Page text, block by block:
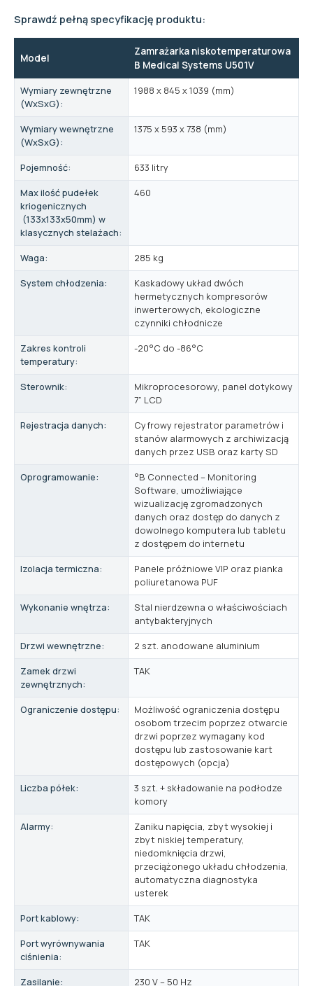
Sprawdź pełną specyfikację produktu:
Model
Zamrażarka niskotemperaturowa
B Medical Systems U501V
Wymiary zewnętrzne
(WxSxG):
1988 x 845 x 1039 (mm)
Wymiary wewnętrzne
(WxSxG):
1375 x 593 x 738 (mm)
Pojemność:
633 litry
Max ilość pudełek
kriogenicznych
(133x133x50mm) w
klasycznych stelażach:
460
Waga:
285 kg
System chłodzenia:
Kaskadowy układ dwóch
hermetycznych kompresorów
inwerterowych, ekologiczne
czynniki chłodnicze
Zakres kontroli
temperatury:
-20°C do -86°C
Sterownik:
Mikroprocesorowy, panel dotykowy
7” LCD
Rejestracja danych:
Cyfrowy rejestrator parametrów i
stanów alarmowych z archiwizacją
danych przez USB oraz karty SD
Oprogramowanie:
°B Connected – Monitoring
Software, umożliwiające
wizualizację zgromadzonych
danych oraz dostęp do danych z
dowolnego komputera lub tabletu
z dostępem do internetu
Izolacja termiczna:
Panele próżniowe VIP oraz pianka
poliuretanowa PUF
Wykonanie wnętrza:
Stal nierdzewna o właściwościach
antybakteryjnych
Drzwi wewnętrzne:
2 szt. anodowane aluminium
Zamek drzwi
zewnętrznych:
TAK
Ograniczenie dostępu:
Możliwość ograniczenia dostępu
osobom trzecim poprzez otwarcie
drzwi poprzez wymagany kod
dostępu lub zastosowanie kart
dostępowych (opcja)
Liczba półek:
3 szt. + składowanie na podłodze
komory
Alarmy:
Zaniku napięcia, zbyt wysokiej i
zbyt niskiej temperatury,
niedomknięcia drzwi,
przeciążonego układu chłodzenia,
automatyczna diagnostyka
usterek
Port kablowy:
TAK
Port wyrównywania
ciśnienia:
TAK
Zasilanie: 230 V – 50 Hz